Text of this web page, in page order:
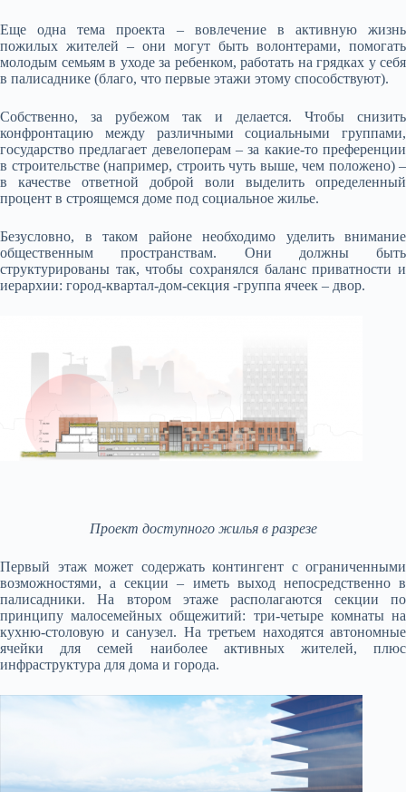
Еще одна тема проекта – вовлечение в активную жизнь
пожилых жителей – они могут быть волонтерами, помогать
молодым семьям в уходе за ребенком, работать на грядках у себя
в палисаднике (благо, что первые этажи этому способствуют).
Собственно, за рубежом так и делается. Чтобы снизить
конфронтацию между различными социальными группами,
государство предлагает девелоперам – за какие-то преференции
в строительстве (например, строить чуть выше, чем положено) –
в качестве ответной доброй воли выделить определенный
процент в строящемся доме под социальное жилье.
Безусловно, в таком районе необходимо уделить внимание
общественным пространствам. Они должны быть
структурированы так, чтобы сохранялся баланс приватности и
иерархии: город-квартал-дом-секция -группа ячеек – двор.
Проект доступного жилья в разрезе
Первый этаж может содержать контингент с ограниченными
возможностями, а секции – иметь выход непосредственно в
палисадники. На втором этаже располагаются секции по
принципу малосемейных общежитий: три-четыре комнаты на
кухню-столовую и санузел. На третьем находятся автономные
ячейки для семей наиболее активных жителей, плюс
инфраструктура для дома и города.